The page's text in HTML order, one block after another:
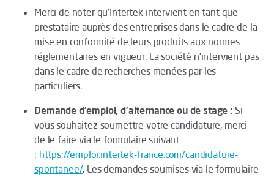
Merci de noter qu’Intertek intervient en tant que
prestataire auprès des entreprises dans le cadre de la
mise en conformité de leurs produits aux normes
réglementaires en vigueur. La société n’intervient pas
dans le cadre de recherches menées par les
particuliers.
Demande d'emploi, d'alternance ou de stage : Si
vous souhaitez soumettre votre candidature, merci
de le faire via le formulaire suivant
: https://emploi.intertek-france.com/candidature-
spontanee/. Les demandes soumises via le formulaire